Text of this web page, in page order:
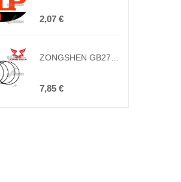
2,07 €
7,85 €